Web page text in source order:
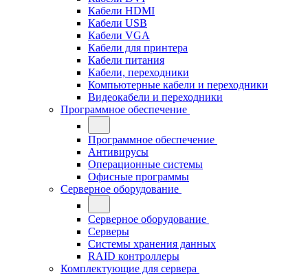
Кабели HDMI
Кабели USB
Кабели VGA
Кабели для принтера
Кабели питания
Кабели, переходники
Компьютерные кабели и переходники
Видеокабели и переходники
Программное обеспечение
Программное обеспечение
Антивирусы
Операционные системы
Офисные программы
Серверное оборудование
Серверное оборудование
Серверы
Системы хранения данных
RAID контроллеры
Комплектующие для сервера